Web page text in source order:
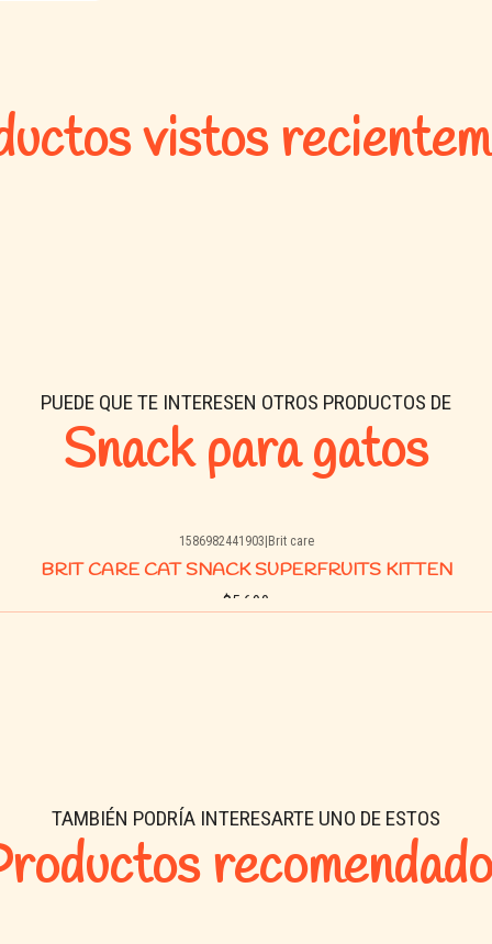
vistos
PUEDE QUE TE INTERESEN OTROS PRODUCTOS DE
Snack para gatos
1586982441903 Brit care
BRIT CARE CAT SNACK SUPERFRUITS KITTEN
$5.690
TAMBIÉN PODRÍA INTERESARTE UNO DE ESTOS